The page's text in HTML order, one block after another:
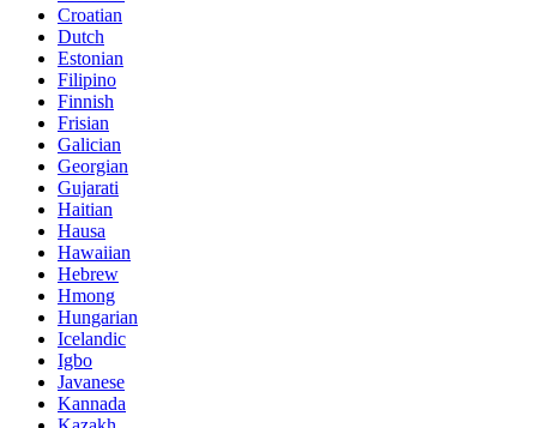
Croatian
Dutch
Estonian
Filipino
Finnish
Frisian
Galician
Georgian
Gujarati
Haitian
Hausa
Hawaiian
Hebrew
Hmong
Hungarian
Icelandic
Igbo
Javanese
Kannada